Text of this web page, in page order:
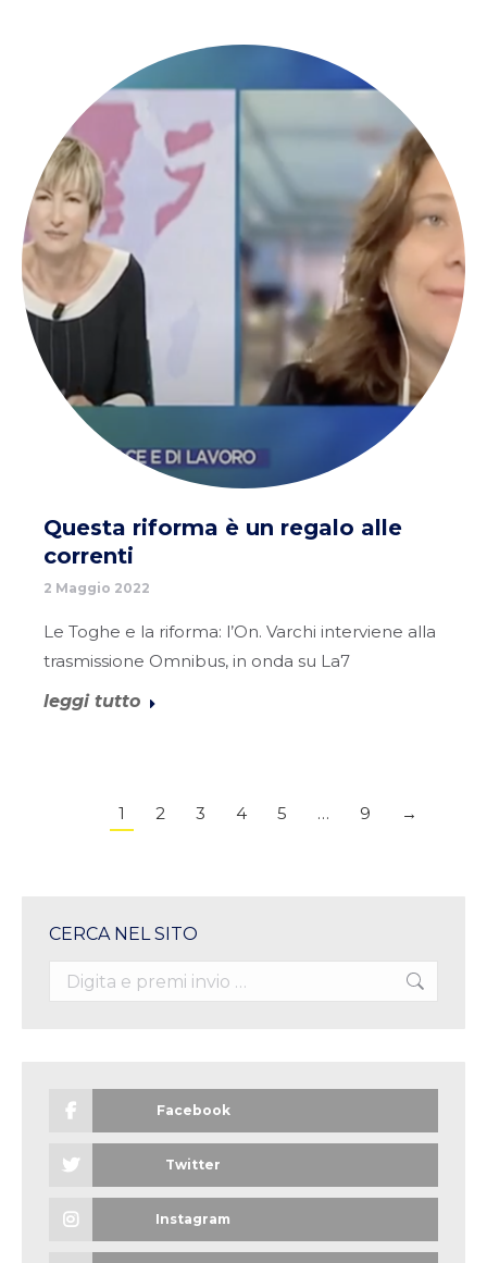
Questa riforma è un regalo alle
correnti
2 Maggio 2022
Le Toghe e la riforma: l’On. Varchi interviene alla
trasmissione Omnibus, in onda su La7
leggi tutto
1 2 3 4 5 … 9 →
CERCA NEL SITO
Search:
Facebook
Twitter
Instagram